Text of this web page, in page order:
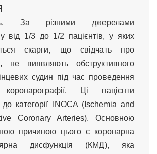
За різними джерелами
у від 1/3 до 1/2 пацієнтів, у яких
скарги, що свідчать про
не виявляють обструктивного
судин під час проведення
коронарографії. Ці пацієнти
до категорії INOCA (Ischemia and
Coronary Arteries). Основною
причиною цього є коронарна
дисфункція (КМД), яка